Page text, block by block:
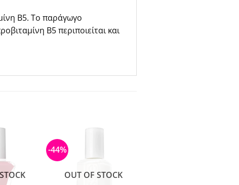
Β5. Το παράγωγο
B5 περιποιείται και
-44%
OUT OF STOCK